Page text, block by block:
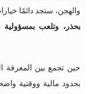
والهجن، ستجد دائمًا
بحذر، وتلعب بمسؤولية
حين تجمع بين المعرفة
بحدود مالية ووقتية